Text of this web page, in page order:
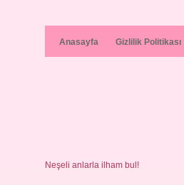
Anasayfa Gizlilik Politikası
Neşeli anlarla ilham bul!